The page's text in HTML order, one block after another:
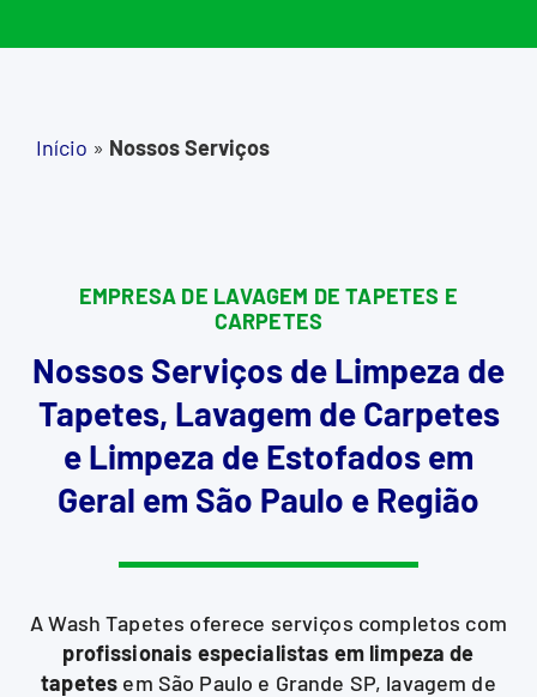
Início » Nossos Serviços
EMPRESA DE LAVAGEM DE TAPETES E
CARPETES
Nossos Serviços de Limpeza de
Tapetes, Lavagem de Carpetes
e Limpeza de Estofados em
Geral em São Paulo e Região
A Wash Tapetes oferece serviços completos com
profissionais especialistas em limpeza de
tapetes em São Paulo e Grande SP, lavagem de